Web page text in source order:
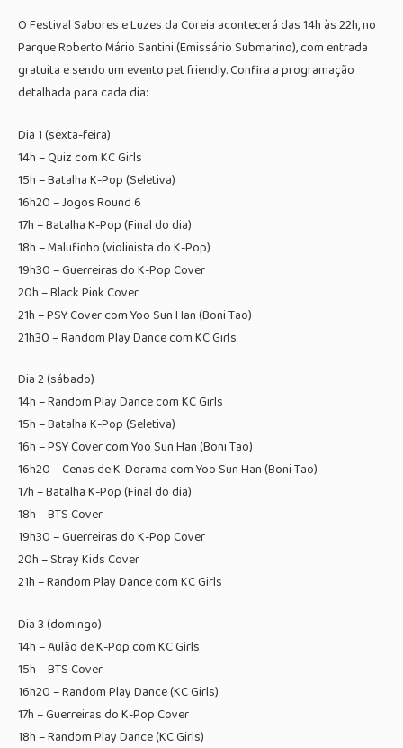
O Festival Sabores e Luzes da Coreia acontecerá das 14h às 22h, no
Parque Roberto Mário Santini (Emissário Submarino), com entrada
gratuita e sendo um evento pet friendly. Confira a programação
detalhada para cada dia:
Dia 1 (sexta-feira)
14h – Quiz com KC Girls
15h – Batalha K-Pop (Seletiva)
16h20 – Jogos Round 6
17h – Batalha K-Pop (Final do dia)
18h – Malufinho (violinista do K-Pop)
19h30 – Guerreiras do K-Pop Cover
20h – Black Pink Cover
21h – PSY Cover com Yoo Sun Han (Boni Tao)
21h30 – Random Play Dance com KC Girls
Dia 2 (sábado)
14h – Random Play Dance com KC Girls
15h – Batalha K-Pop (Seletiva)
16h – PSY Cover com Yoo Sun Han (Boni Tao)
16h20 – Cenas de K-Dorama com Yoo Sun Han (Boni Tao)
17h – Batalha K-Pop (Final do dia)
18h – BTS Cover
19h30 – Guerreiras do K-Pop Cover
20h – Stray Kids Cover
21h – Random Play Dance com KC Girls
Dia 3 (domingo)
14h – Aulão de K-Pop com KC Girls
15h – BTS Cover
16h20 – Random Play Dance (KC Girls)
17h – Guerreiras do K-Pop Cover
18h – Random Play Dance (KC Girls)